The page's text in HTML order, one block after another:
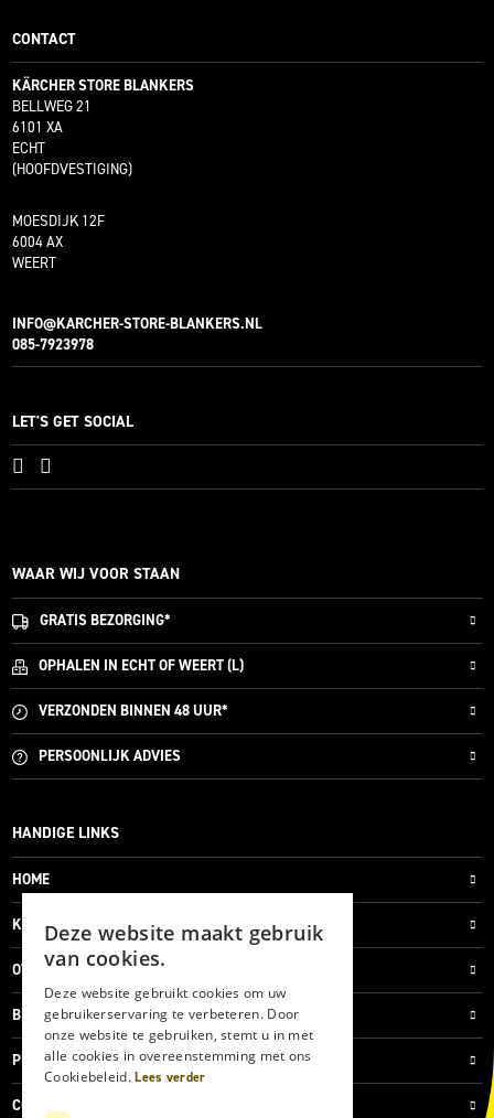
CONTACT
KÄRCHER STORE BLANKERS
BELLWEG 21
6101 XA
ECHT
(HOOFDVESTIGING)
MOESDIJK 12F
6004 AX
WEERT
INFO@KARCHER-STORE-BLANKERS.NL
085-7923978
LET'S GET SOCIAL
WAAR WIJ VOOR STAAN
GRATISBEZORGING*
OPHALEN IN ECHT OF WEERT (L)
VERZONDEN BINNEN 48 UUR*
PERSOONLIJKADVIES
HANDIGE LINKS
HOME
KLANTENSERVICE
OVER ONS
BLOG
PRIVACYVERKLARING
COOKIES
Deze website maakt gebruik
van cookies.
Deze website gebruikt cookies om uw
gebruikerservaring te verbeteren. Door
onze website te gebruiken, stemt u in met
alle cookies in overeenstemming met ons
Cookiebeleid.Lees verder